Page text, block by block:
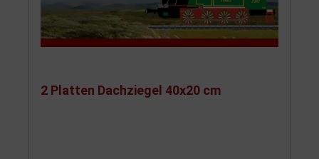
2 Platten Dachziegel 40x20 cm